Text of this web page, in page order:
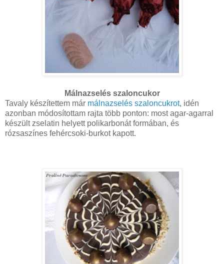
Málnazselés szaloncukor
Tavaly készítettem már málnazselés szaloncukrot, idén
azonban módosítottam rajta több ponton: most agar-agarral
készült zselatin helyett polikarbonát formában, és
rózsaszínes fehércsoki-burkot kapott.